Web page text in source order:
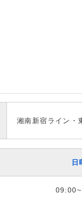
湘南新宿ライン・
日